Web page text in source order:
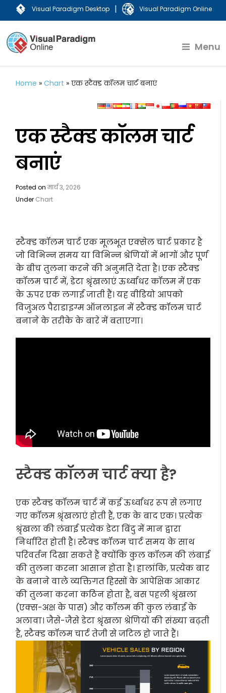
Visual Paradigm Desktop | Visual Paradigm Online
Menu
Home »Chart »एक स्टैक्ड कॉलम चार्ट बनाएं
एक स्टैक्ड कॉलम चार्ट
बनाएं
Posted onमार्च 3, 2026
Under Chart
स्टैक्ड कॉलम चार्ट एक मूलभूत एक्सेल चार्ट प्रकार है
जो विभिन्न समय या विभिन्न श्रेणियों में भागों और पूर्ण
के बीच तुलना करने की अनुमति देता है। एक स्टैक्ड
कॉलम चार्ट में, डेटा श्रृंखलाएं ऊर्ध्वाधर कॉलम में एक
के ऊपर एक लगाई जाती हैं। यह वीडियो आपको
विजुअल पैराडाइग्म ऑनलाइन में स्टैक्ड कॉलम चार्ट
बनाने के तरीके के बारे में बताएगा।
स्टैक्ड कॉलम चार्ट क्या है?
एक स्टैक्ड कॉलम चार्ट में कई ऊर्ध्वाधर रूप से लगाए
गए कॉलम श्रृंखलाएं होती हैं, एक के बाद एक। प्रत्येक
श्रृंखला की लंबाई प्रत्येक डेटा बिंदु में मान द्वारा
निर्धारित होती है। स्टैक्ड कॉलम चार्ट समय के साथ
परिवर्तन दिखा सकते हैं क्योंकि कुल कॉलम की लंबाई
की तुलना करना आसान होता है। हालांकि, प्रत्येक बार
के बनाने वाले व्यक्तिगत हिस्सों के आपेक्षिक आकार
की तुलना करना कठिन होता है, बस पहली श्रृंखला
(एक्स-अक्ष के पास) और कॉलम की कुल लंबाई के
अलावा। जैसे-जैसे डेटा श्रृंखला श्रेणियों की संख्या बढ़ती
है, स्टैक्ड कॉलम चार्ट तेजी से जटिल हो जाते हैं।